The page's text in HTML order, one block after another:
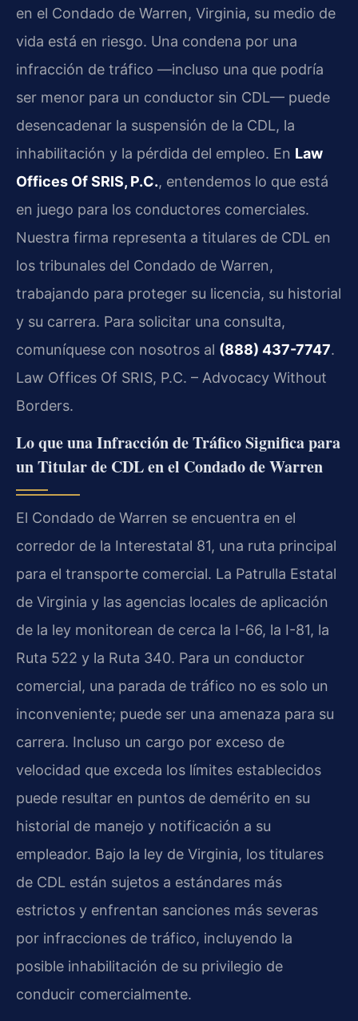
en el Condado de Warren, Virginia, su medio de
vida está en riesgo. Una condena por una
infracción de tráfico —incluso una que podría
ser menor para un conductor sin CDL— puede
desencadenar la suspensión de la CDL, la
inhabilitación y la pérdida del empleo. En Law
Offices Of SRIS, P.C., entendemos lo que está
en juego para los conductores comerciales.
Nuestra firma representa a titulares de CDL en
los tribunales del Condado de Warren,
trabajando para proteger su licencia, su historial
y su carrera. Para solicitar una consulta,
comuníquese con nosotros al (888) 437-7747.
Law Offices Of SRIS, P.C. – Advocacy Without
Borders.
Lo que una Infracción de Tráfico Significa para
un Titular de CDL en el Condado de Warren
El Condado de Warren se encuentra en el
corredor de la Interestatal 81, una ruta principal
para el transporte comercial. La Patrulla Estatal
de Virginia y las agencias locales de aplicación
de la ley monitorean de cerca la I-66, la I-81, la
Ruta 522 y la Ruta 340. Para un conductor
comercial, una parada de tráfico no es solo un
inconveniente; puede ser una amenaza para su
carrera. Incluso un cargo por exceso de
velocidad que exceda los límites establecidos
puede resultar en puntos de demérito en su
historial de manejo y notificación a su
empleador. Bajo la ley de Virginia, los titulares
de CDL están sujetos a estándares más
estrictos y enfrentan sanciones más severas
por infracciones de tráfico, incluyendo la
posible inhabilitación de su privilegio de
conducir comercialmente.